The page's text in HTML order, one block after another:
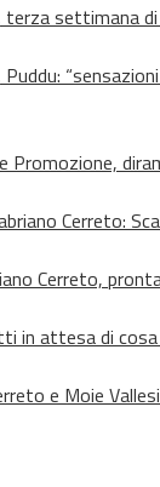
terza settimana
Puddu:
Promozione,
Cerreto:
Cerreto,
in attesa di cosa
e Moie